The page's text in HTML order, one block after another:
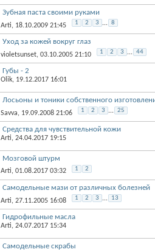
Зубная паста своими руками
Arti, 18.10.2009 21:45 1 2 3 ... 8
Уход за кожей вокруг глаз
violetsunset, 03.10.2005 21:10 1 2 3 ... 44
Губы - 2
Olik, 19.12.2017 16:01
Лосьоны и тоники собственного
Savva, 19.09.2008 21:06 1 2 3 ... 25
Средства для чувствительной кожи
Arti, 24.04.2017 19:15
Мозговой штурм
Arti, 01.08.2017 03:32 1 2
Самодельные мази от различных болезней
Arti, 27.11.2005 16:08 1 2 3 ... 13
Гидрофильные масла
Arti, 24.07.2017 15:34
Самодельные скрабы